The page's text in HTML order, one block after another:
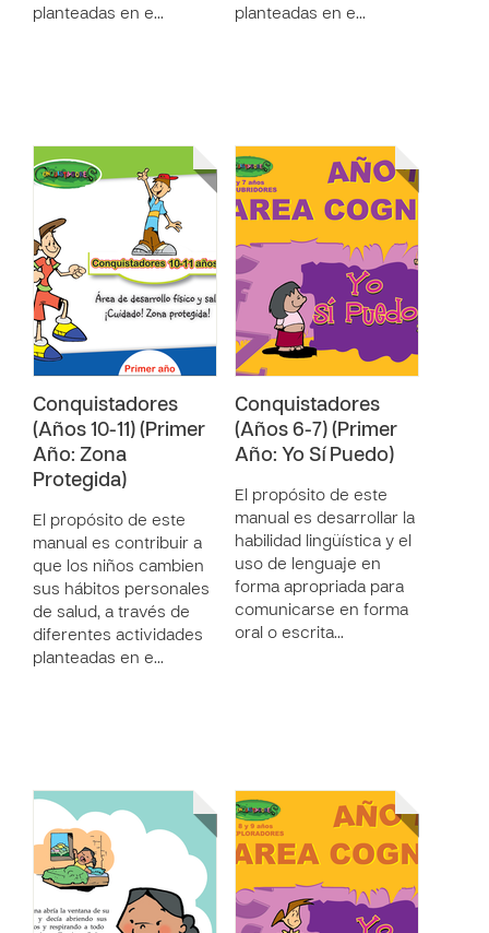
planteadas en e…
planteadas en e…
Conquistadores
(Años 10-11) (Primer
Año: Zona
Protegida)
El propósito de este
manual es contribuir a
que los niños cambien
sus hábitos personales
de salud, a través de
diferentes actividades
planteadas en e…
Conquistadores
(Años 6-7) (Primer
Año: Yo Sí Puedo)
El propósito de este
manual es desarrollar la
habilidad lingüística y el
uso de lenguaje en
forma apropriada para
comunicarse en forma
oral o escrita…